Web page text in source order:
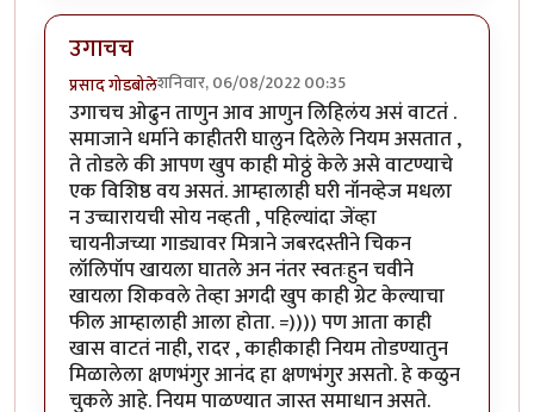
उगाचच
प्रसाद गोडबोलेशनिवार, 06/08/2022 00:35
उगाचच ओढुन ताणुन आव आणुन लिहिलंय असं वाटतं .
समाजाने धर्माने काहीतरी घालुन दिलेले नियम असतात ,
ते तोडले की आपण खुप काही मोठ्ठं केले असे वाटण्याचे
एक विशिष्ठ वय असतं. आम्हालाही घरी नॉनव्हेज मधला
न उच्चारायची सोय नव्हती , पहिल्यांदा जेंव्हा
चायनीजच्या गाड्यावर मित्राने जबरदस्तीने चिकन
लॉलिपॉप खायला घातले अन नंतर स्वतःहुन चवीने
खायला शिकवले तेव्हा अगदी खुप काही ग्रेट केल्याचा
फील आम्हालाही आला होता. =)))) पण आता काही
खास वाटतं नाही, रादर , काहीकाही नियम तोडण्यातुन
मिळालेला क्षणभंगुर आनंद हा क्षणभंगुर असतो. हे कळुन
चुकले आहे. नियम पाळण्यात जास्त समाधान असते.